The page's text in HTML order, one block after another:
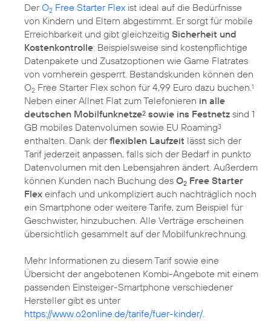
DerO2 Free Starter Flex ist ideal auf die Bedürfnisse
von Kindern und Eltern abgestimmt. Er sorgt für mobile
Erreichbarkeit und gibt gleichzeitig Sicherheit und
Kostenkontrolle: Beispielsweise sind kostenpflichtige
Datenpakete und Zusatzoptionen wie Game Flatrates
von vornherein gesperrt. Bestandskunden können den
O2 Free Starter Flex schon für 4,99 Euro dazu buchen. 1
Neben einer Allnet Flat zum Telefonieren in alle
deutschen Mobilfunknetze2 sowie ins Festnetz sind 1
GB mobiles Datenvolumen sowie EU Roaming3
enthalten. Dank derflexiblen Laufzeit lässt sich der
Tarif jederzeit anpassen, falls sich der Bedarf in punkto
Datenvolumen mit den Lebensjahren ändert. Außerdem
können Kunden nach Buchung des O2 Free Starter
Flex einfach und unkompliziert auch nachträglich noch
ein Smartphone oder weitere Tarife, zum Beispiel für
Geschwister, hinzubuchen. Alle Verträge erscheinen
übersichtlich gesammelt auf der Mobilfunkrechnung.
Mehr Informationen zu diesem Tarif sowie eine
Übersicht der angebotenen Kombi-Angebote mit einem
passenden Einsteiger-Smartphone verschiedener
Hersteller gibt es unter
https://www.o2online.de/tarife/fuer-kinder/.